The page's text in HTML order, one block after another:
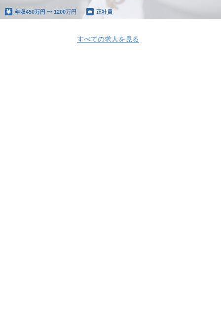
年収450万円 〜 1200万円 正社員
すべての求人を見る